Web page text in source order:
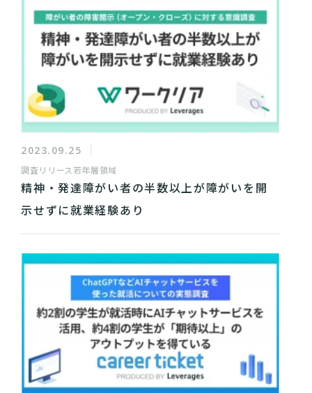
2023.09.25
調査リリース 若年層領域
精神・発達障がい者の半数以上が障がいを開
示せずに就業経験あり